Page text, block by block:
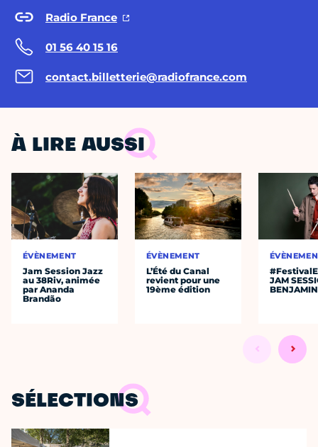
Radio France
01 56 40 15 16
contact.billetterie@radiofrance.com
À LIRE AUSSI
ÉVÈNEMENT
Jam Session Jazz
au 38Riv, animée
par Ananda
Brandão
ÉVÈNEMENT
L’Été du Canal
revient pour une
19ème édition
JAM
SÉLECTIONS